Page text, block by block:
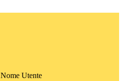
Nome Utente